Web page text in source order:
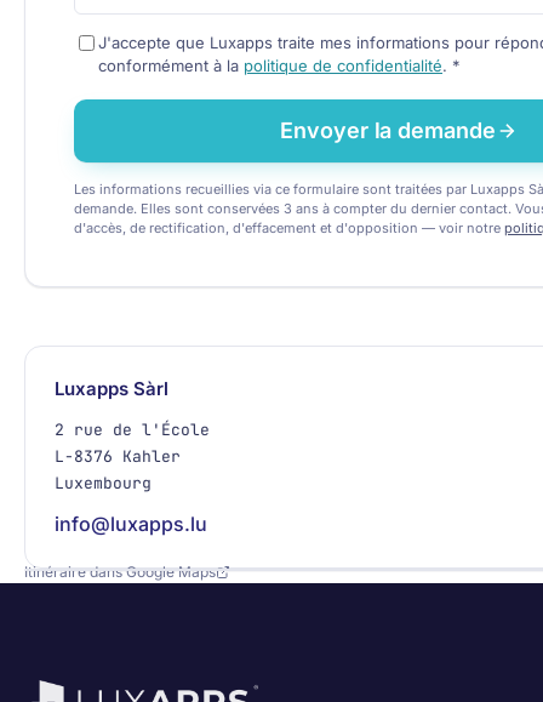
J'accepte que Luxapps traite mes informations pour
conformément à la politique de confidentialité. *
Envoyer la demande
Les informations recueillies via ce formulaire sont traitées par Luxapps
demande. Elles sont conservées 3 ans à compter du dernier contact.
d'accès, de rectification, d'effacement et d'opposition — voir notre
Luxapps Sàrl
2 rue de l'École
L-8376 Kahler
Luxembourg
info@luxapps.lu
Itinéraire dans Google Maps